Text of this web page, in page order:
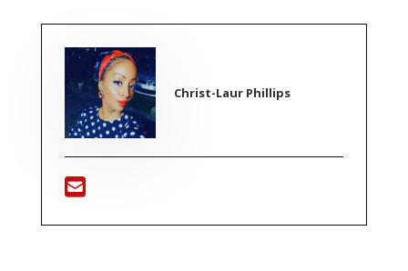
Christ-Laur Phillips